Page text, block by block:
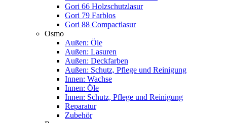
Gori 66 Holzschutzlasur
Gori 79 Farblos
Gori 88 Compactlasur
Osmo
Außen: Öle
Außen: Lasuren
Außen: Deckfarben
Außen: Schutz, Pflege und Reinigung
Innen: Wachse
Innen: Öle
Innen: Schutz, Pflege und Reinigung
Reparatur
Zubehör